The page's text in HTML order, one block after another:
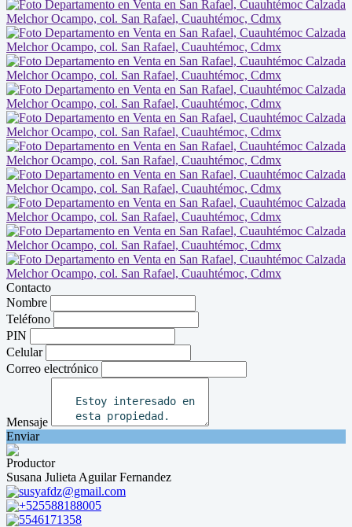
Contacto
Nombre
Teléfono
PIN
Celular
Correo electrónico
Mensaje
Enviar
Productor
Susana Julieta Aguilar Fernandez
susyafdz@gmail.com
+525588188005
5546171358